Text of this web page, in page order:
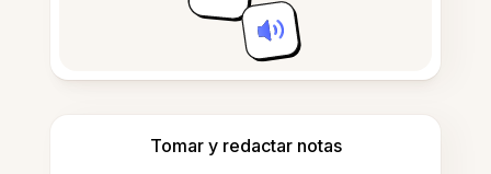
Tomar y redactar notas